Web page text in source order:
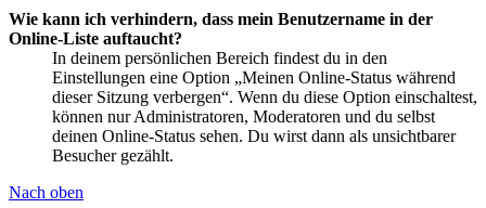
Wie kann ich verhindern, dass mein Benutzername in der
Online-Liste auftaucht?
In deinem persönlichen Bereich findest du in den
Einstellungen eine Option „Meinen Online-Status während
dieser Sitzung verbergen“. Wenn du diese Option einschaltest,
können nur Administratoren, Moderatoren und du selbst
deinen Online-Status sehen. Du wirst dann als unsichtbarer
Besucher gezählt.
Nach oben